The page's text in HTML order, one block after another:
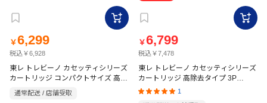
￥6,299
税込￥6,928
東レ トレビーノ カセッティシリーズ
カートリッジ コンパクトサイズ 高除
去タイプ2P MKC.MX2J
通常配送 / 店舗受取
￥6,799
税込￥7,478
東レ トレビーノ カセッティシリーズ
カートリッジ 高除去タイプ 3P
MKC.MX2J-Z
1